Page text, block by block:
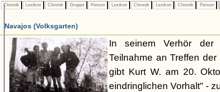
Chronik Lexikon Chronik Gruppe Person Lexikon Chronik Lexikon Chronik Person
Navajos (Volksgarten)
In seinem Verhör der
Teilnahme an Treffen
gibt Kurt W. am 20.
eindringlichen Vorhalt" -